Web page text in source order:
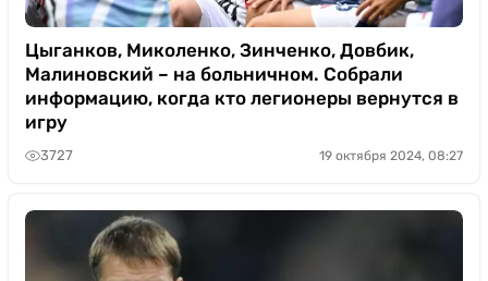
Цыганков, Миколенко, Зинченко, Довбик,
Малиновский – на больничном. Собрали
информацию, когда кто легионеры вернутся в
игру
3727 19 октября 2024, 08:27